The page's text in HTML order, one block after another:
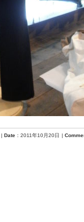
| Date ：2011年10月20日 |